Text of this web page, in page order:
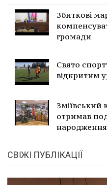
Збиткові
громади
Свято
відкритим
Зміївський
отримав
народження
СВІЖІ ПУБЛІКАЦІЇ